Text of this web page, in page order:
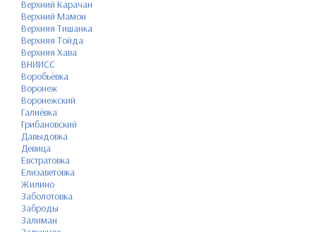
Верхний Карачан
Верхний Мамон
Верхняя Тишанка
Верхняя Тойда
Верхняя Хава
ВНИИСС
Воробьёвка
Воронеж
Воронежский
Галиёвка
Грибановский
Давыдовка
Девица
Евстратовка
Елизаветовка
Жилино
Заболотовка
Заброды
Залиман